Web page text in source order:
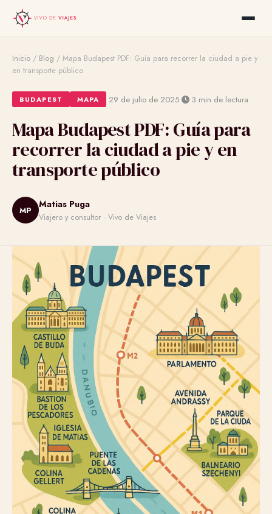
Inicio / Blog / Mapa Budapest PDF: Guía para recorrer la ciudad a pie y
en transporte público
BUDAPEST MAPA 29 de julio de 2025 · 3 min de lectura
Mapa Budapest PDF: Guía para
recorrer la ciudad a pie y en
transporte público
MP
Matias Puga
Viajero y consultor · Vivo de Viajes